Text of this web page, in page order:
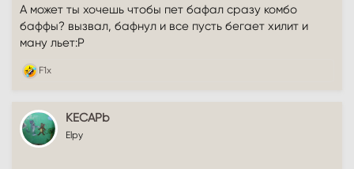
когда баф полностью слетает. За это время пока бафа нет
можно и слиться успеть.
3. Время вылета на олимп сократить со 120 сек, до 30 сек.
Время вылета с арены после боя до 10 сек.
А может ты хочешь чтобы пет бафал сразу комбо
баффы? вызвал, бафнул и все пусть бегает хилит и
ману льет:Р
Р
к
ц
и
и
F1x
KECAPb
Elpy